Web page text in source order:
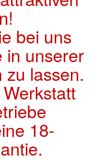
bei uns
in unserer
lassen.
18-